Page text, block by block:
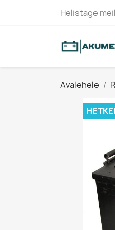
Helistage
Avalehele